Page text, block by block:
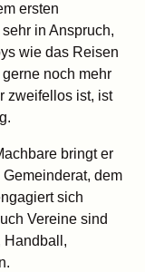
ersten
in Anspruch,
wie das Reisen
noch mehr
zweifellos ist, ist
bringt er
dem
sich
Vereine sind
Handball,